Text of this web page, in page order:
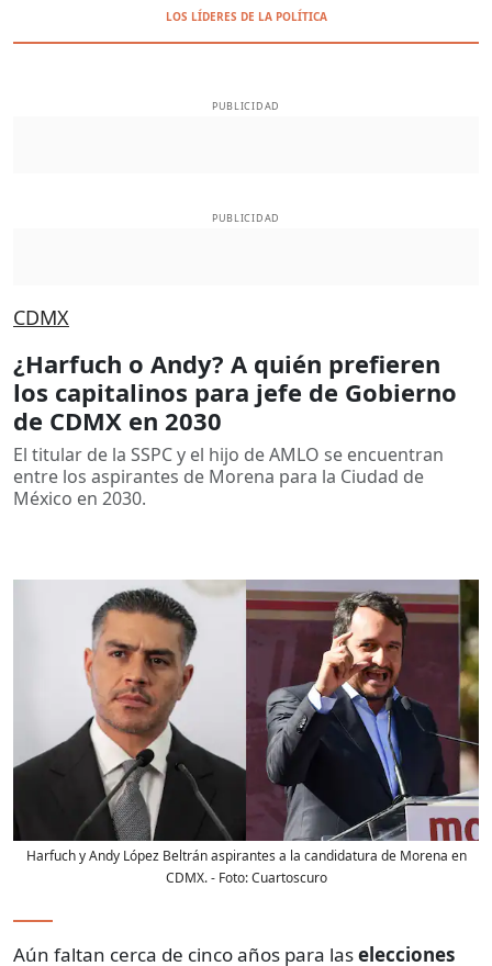
LOS LÍDERES DE LA POLÍTICA
PUBLICIDAD
PUBLICIDAD
CDMX
¿Harfuch o Andy? A quién prefieren
los capitalinos para jefe de Gobierno
de CDMX en 2030
El titular de la SSPC y el hijo de AMLO se encuentran
entre los aspirantes de Morena para la Ciudad de
México en 2030.
Harfuch y Andy López Beltrán aspirantes a la candidatura de Morena en
CDMX.- Foto:Cuartoscuro
Aún faltan cerca de cinco años para laselecciones